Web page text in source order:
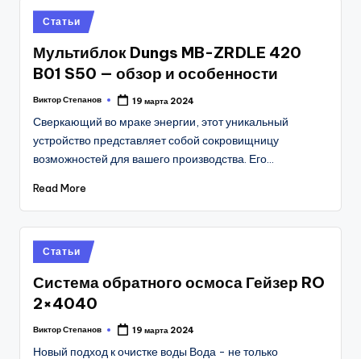
Posted
in
Статьи
Мультиблок Dungs MB-ZRDLE 420
B01 S50 — обзор и особенности
Posted
Виктор Степанов 19 марта 2024
Сверкающий во мраке энергии, этот уникальный
устройство представляет собой сокровищницу
возможностей для вашего производства. Его…
Read More
Posted
in
Статьи
Система обратного осмоса Гейзер RO
2×4040
Posted
Виктор Степанов 19 марта 2024
Новый подход к очистке воды Вода - не только